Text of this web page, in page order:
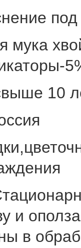
мука
10
и
в